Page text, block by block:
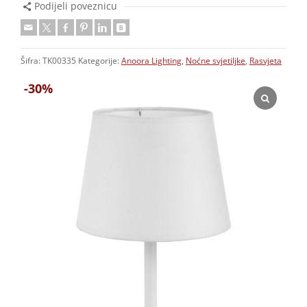
-30%
Podijeli poveznicu
Šifra: TK00335 Kategorije: Anoora Lighting, Noćne svjetiljke, Rasvjeta